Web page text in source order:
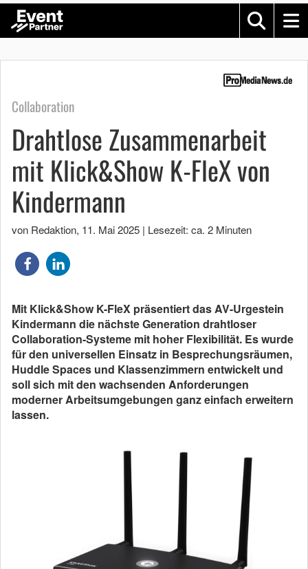
Collaboration
Drahtlose Zusammenarbeit
mit Klick&Show K-FleX von
Kindermann
von Redaktion, 11. Mai 2025 | Lesezeit: ca. 2 Minuten
Mit Klick&Show K-FleX präsentiert das AV-Urgestein
Kindermann die nächste Generation drahtloser
Collaboration-Systeme mit hoher Flexibilität. Es wurde
für den universellen Einsatz in Besprechungsräumen,
Huddle Spaces und Klassenzimmern entwickelt und
soll sich mit den wachsenden Anforderungen
moderner Arbeitsumgebungen ganz einfach erweitern
lassen.